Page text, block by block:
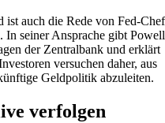
ist auch die Rede von Fed-Chef
In seiner Ansprache gibt Powell
der Zentralbank und erklärt
versuchen daher, aus
Geldpolitik abzuleiten.
verfolgen